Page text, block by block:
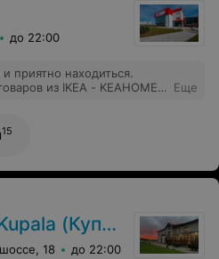
до 22:00
приятно находиться.
из IKEA - KEAHOME
стаканы Элизия.
Еще
15
(Купала)
18 до 22:00